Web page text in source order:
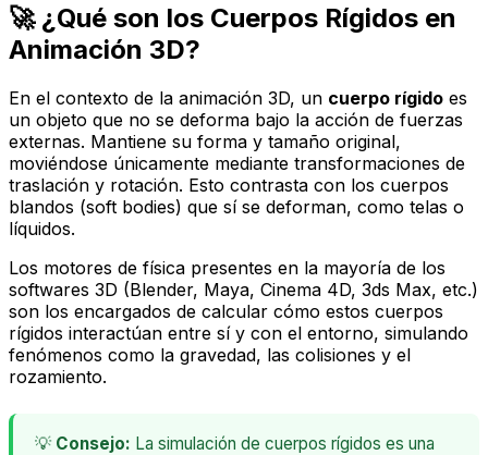
🚀 ¿Qué son los Cuerpos Rígidos en
Animación 3D?
En el contexto de la animación 3D, un cuerpo rígido es
un objeto que no se deforma bajo la acción de fuerzas
externas. Mantiene su forma y tamaño original,
moviéndose únicamente mediante transformaciones de
traslación y rotación. Esto contrasta con los cuerpos
blandos (soft bodies) que sí se deforman, como telas o
líquidos.
Los motores de física presentes en la mayoría de los
softwares 3D (Blender, Maya, Cinema 4D, 3ds Max, etc.)
son los encargados de calcular cómo estos cuerpos
rígidos interactúan entre sí y con el entorno, simulando
fenómenos como la gravedad, las colisiones y el
rozamiento.
💡 Consejo: La simulación de cuerpos rígidos es una